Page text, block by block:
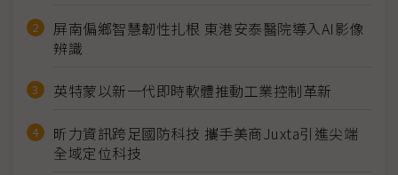
屏南偏鄉智慧韌性扎根 東港安泰醫院導入AI影像
辨識
英特蒙以新一代即時軟體推動工業控制革新
昕力資訊跨足國防科技 攜手美商Juxta引進尖端
全域定位科技